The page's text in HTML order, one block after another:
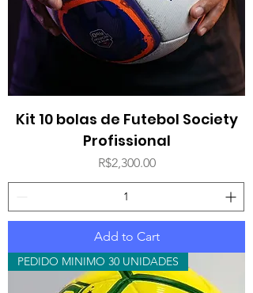
Kit 10 bolas de Futebol Society
Profissional
Price
R$2,300.00
Add to Cart
PEDIDO MINIMO 30 UNIDADES